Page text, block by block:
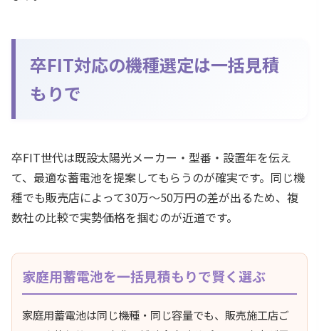
卒FIT対応の機種選定は一括見積
もりで
卒FIT世代は既設太陽光メーカー・型番・設置年を伝え
て、最適な蓄電池を提案してもらうのが確実です。同じ機
種でも販売店によって30万〜50万円の差が出るため、複
数社の比較で実勢価格を掴むのが近道です。
家庭用蓄電池を一括見積もりで賢く選ぶ
家庭用蓄電池は同じ機種・同じ容量でも、販売施工店ご